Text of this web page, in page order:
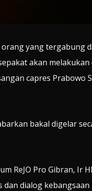
orang yang tergabung
akan
capres Prabowo
bakal digelar
ReJO Pro Gibran, Ir
dan dialog